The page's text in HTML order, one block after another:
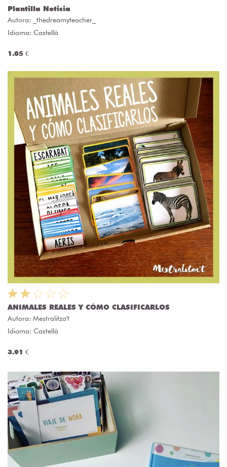
Plantilla Noticia
Autora:
_thedreamyteacher_
Idioma: Castellà
1.05 €
ANIMALES REALES Y CÓMO CLASIFICARLOS
Autora: Mestralitza't
Idioma: Castellà
3.91 €